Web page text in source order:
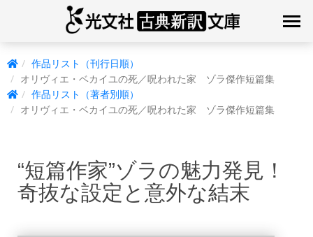
作品リスト（刊行日順）
オリヴィエ・ベカイユの死／呪われた家 ゾラ傑作短篇集
作品リスト（著者別順）
オリヴィエ・ベカイユの死／呪われた家 ゾラ傑作短篇集
“短篇作家”ゾラの魅力発見！
奇抜な設定と意外な結末